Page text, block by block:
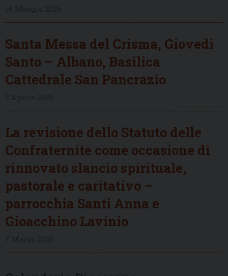
Santa Messa del Crisma, Giovedì
Santo – Albano, Basilica
Cattedrale San Pancrazio
La revisione dello Statuto delle
Confraternite come occasione di
rinnovato slancio spirituale,
pastorale e caritativo –
parrocchia Santi Anna e
Gioacchino Lavinio